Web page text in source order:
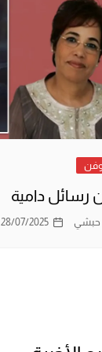
وفن
رسائل دامية
حبشي 28/07/2025